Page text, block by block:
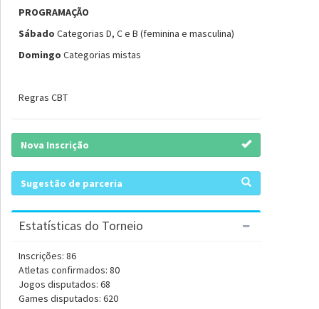
PROGRAMAÇÃO
Sábado Categorias D, C e B (feminina e masculina)
Domingo Categorias mistas
Regras CBT
Nova Inscrição
Sugestão de parceria
Estatísticas do Torneio
Inscrições: 86
Atletas confirmados: 80
Jogos disputados: 68
Games disputados: 620